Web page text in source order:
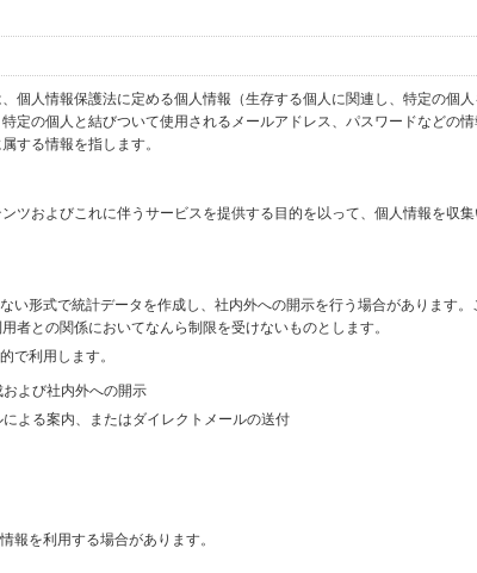
個人情報保護法に定める個人情報（生存する個人に関連し、特定の個
定の個人と結びついて使用されるメールアドレス、パスワードなどの
する情報を指します。
ツおよびこれに伴うサービスを提供する目的を以って、個人情報を収集
い形式で統計データを作成し、社内外への開示を行う場合があります。
者との関係においてなんら制限を受けないものとします。
で利用します。
よび社内外への開示
よる案内、またはダイレクトメールの送付
報を利用する場合があります。